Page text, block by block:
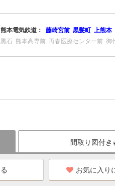
熊本電気鉄道： 藤崎宮前 黒髪町 上熊本
黒石 熊本高専前 再春医療センター前 御
間取り図付き
お気に入り